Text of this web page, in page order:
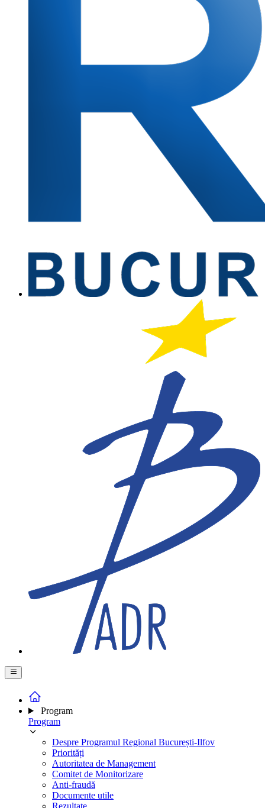
Program
Program
Despre Programul Regional București-Ilfov
Priorități
Autoritatea de Management
Comitet de Monitorizare
Anti-fraudă
Documente utile
Rezultate